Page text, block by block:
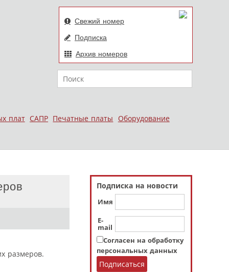
Свежий номер
Подписка
Архив номеров
Поиск
плат САПР Печатные платы
Оборудование
Подписка на новости
Имя
E-
mail
Согласен на обработку
персональных данных
размеров.